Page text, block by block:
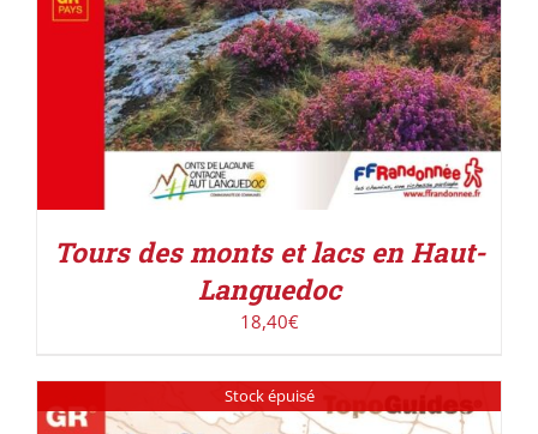
Tours des monts et lacs en Haut-
Languedoc
18,40€
Stock épuisé